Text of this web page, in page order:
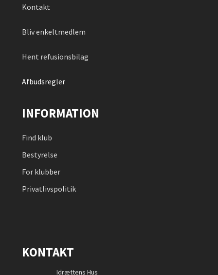
Kontakt
Bliv enkeltmedlem
Hent refusionsbilag
Afbudsregler
INFORMATION
Find klub
Bestyrelse
For klubber
Privatlivspolitik
KONTAKT
Idrættens Hus